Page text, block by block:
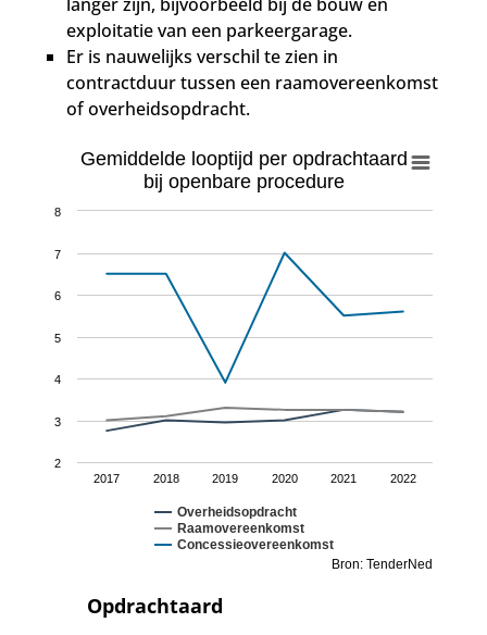
exploitatie van een parkeergarage.
Er is nauwelijks verschil te zien in
contractduur tussen een raamovereenkomst
of overheidsopdracht.
Gemiddelde looptijd per opdrachtaard
bij openbare procedure
Overheidsopdracht
Raamovereenkomst
Concessieovereenkomst
2017 2018 2019 2020 2021 2022
2
3
4
5
6
7
8
Bron: TenderNed
Opdrachtaard